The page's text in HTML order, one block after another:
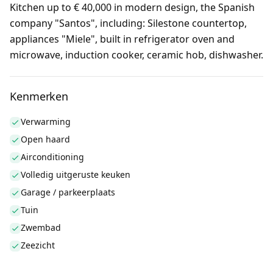
Kitchen up to € 40,000 in modern design, the Spanish
company "Santos", including: Silestone countertop,
appliances "Miele", built in refrigerator oven and
microwave, induction cooker, ceramic hob, dishwasher.
Kenmerken
Verwarming
Open haard
Airconditioning
Volledig uitgeruste keuken
Garage / parkeerplaats
Tuin
Zwembad
Zeezicht